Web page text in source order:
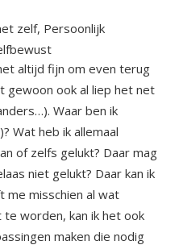
zelf, Persoonlijk
altijd fijn om even terug
gewoon ook al liep het net
Waar ben ik
Wat heb ik allemaal
of zelfs gelukt? Daar mag
niet gelukt? Daar kan ik
me misschien al wat
worden, kan ik het ook
maken die nodig